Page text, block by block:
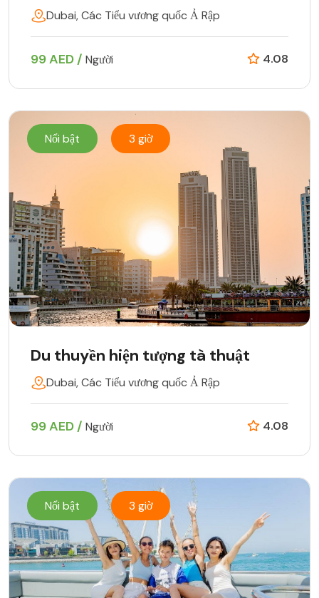
Dubai, Các Tiểu vương quốc Ả Rập
99 AED / Người 4.08
Nổi bật 3 giờ
Du thuyền hiện tượng tà thuật
Dubai, Các Tiểu vương quốc Ả Rập
99 AED / Người 4.08
Nổi bật 3 giờ